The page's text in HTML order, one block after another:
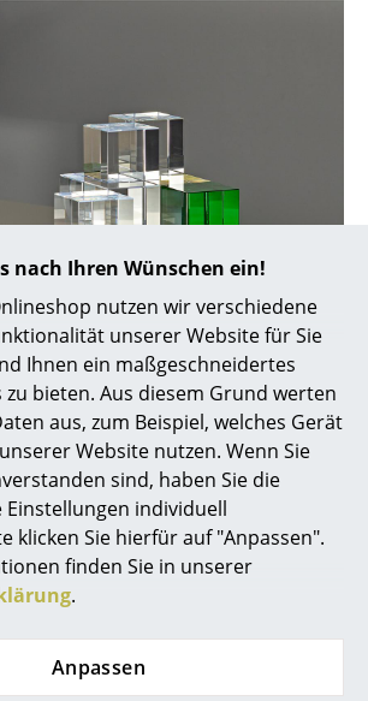
nach Ihren Wünschen ein!
nutzen wir verschiedene
unserer Website für Sie
Ihnen ein maßgeschneidertes
zu bieten. Aus diesem Grund werten
aus, zum Beispiel, welches Gerät
Website nutzen. Wenn Sie
sind, haben Sie die
Einstellungen individuell
klicken Sie hierfür auf "Anpassen".
finden Sie in unserer
.
Anpassen
Bettzubehör
von Tecnolumen